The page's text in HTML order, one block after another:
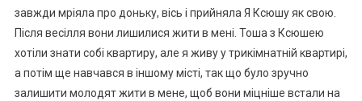
завжди мріяла про доньку, вісь і прийняла Я Ксюшу як свою.
Після весілля вони лишилися жити в мені. Тоша з Ксюшею
хотіли знати собі квартиру, але я живу у трикімнатній квартирі,
а потім ще навчався в іншому місті, так що було зручно
залишити молодят жити в мене, щоб вони міцніше встали на